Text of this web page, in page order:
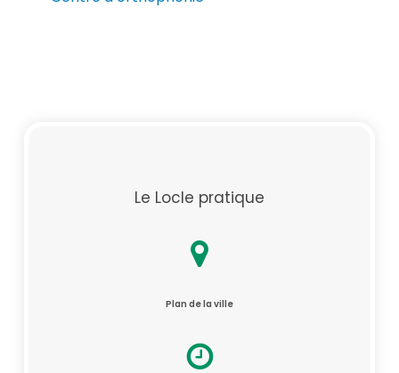
Le Locle pratique
Plan de la ville